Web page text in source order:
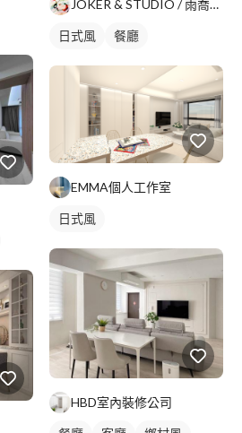
JOKER & STUDIO / 雨喬室內裝修有限公司
日式風 餐廳
EMMA個人工作室
日式風
HBD室內裝修公司